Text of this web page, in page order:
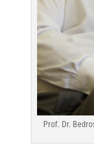
Prof. Dr.